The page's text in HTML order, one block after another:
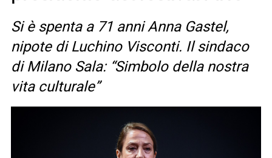
Si è spenta a 71 anni Anna Gastel,
nipote di Luchino Visconti. Il sindaco
di Milano Sala: “Simbolo della nostra
vita culturale”